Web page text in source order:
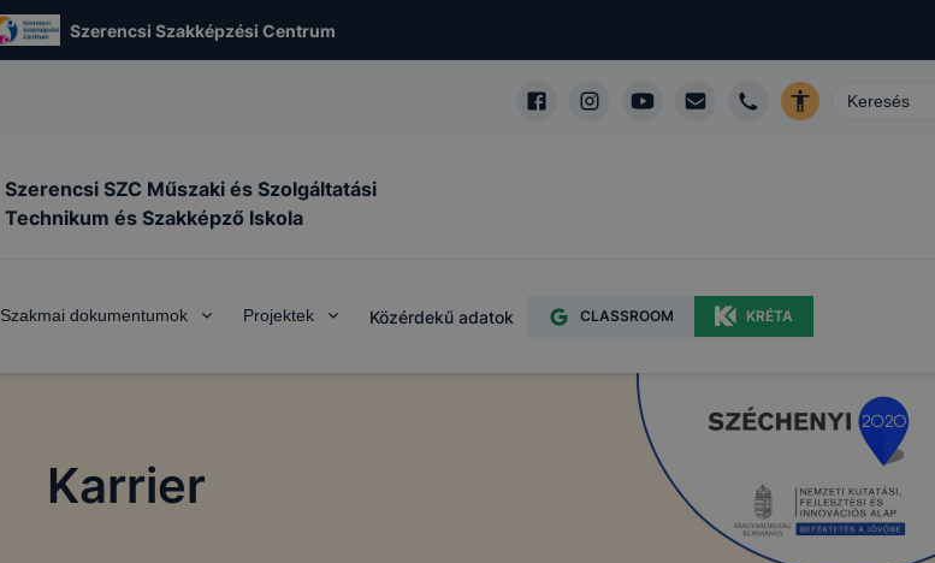
Szerencsi Szakképzési Centrum
Szerencsi SZC Műszaki és Szolgáltatási
Technikum és Szakképző Iskola
Szakmai dokumentumok Projektek Közérdekű adatok CLASSROOM KRÉTA
Karrier